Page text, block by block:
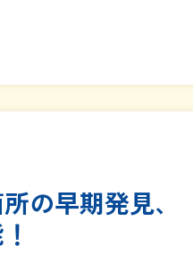
の早期発見、